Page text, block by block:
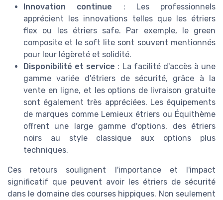
Innovation continue : Les professionnels
apprécient les innovations telles que les étriers
flex ou les étriers safe. Par exemple, le green
composite et le soft lite sont souvent mentionnés
pour leur légèreté et solidité.
Disponibilité et service : La facilité d'accès à une
gamme variée d'étriers de sécurité, grâce à la
vente en ligne, et les options de livraison gratuite
sont également très appréciées. Les équipements
de marques comme Lemieux étriers ou Équithème
offrent une large gamme d'options, des étriers
noirs au style classique aux options plus
techniques.
Ces retours soulignent l'importance et l'impact
significatif que peuvent avoir les étriers de sécurité
dans le domaine des courses hippiques. Non seulement